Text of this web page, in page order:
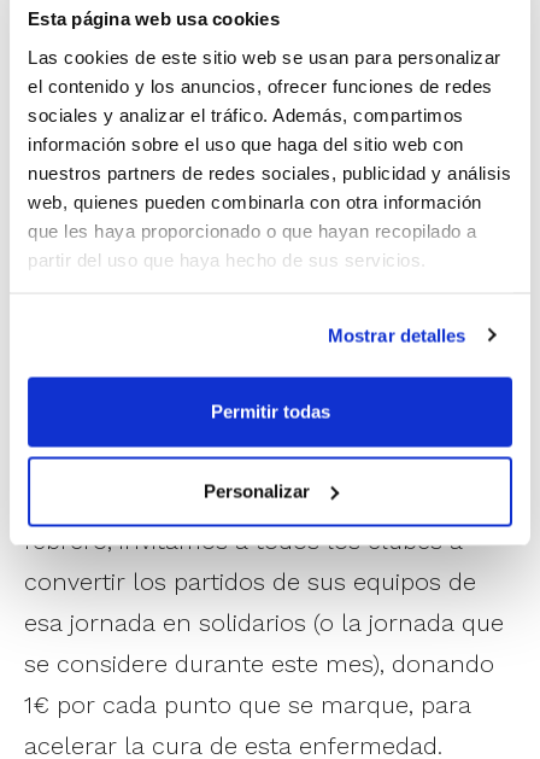
Esta página web usa cookies
Las cookies de este sitio web se usan para personalizar
el contenido y los anuncios, ofrecer funciones de redes
sociales y analizar el tráfico. Además, compartimos
información sobre el uso que haga del sitio web con
nuestros partners de redes sociales, publicidad y análisis
web, quienes pueden combinarla con otra información
que les haya proporcionado o que hayan recopilado a
partir del uso que haya hecho de sus servicios.
Mostrar detalles
Permitir todas
Personalizar
apoyando esta acción que une baloncesto
y solidaridad con un objetivo muy claro:
acelerar la cura del cáncer infantil.
Debemos seguir firmemente
comprometidos con la infancia y con la
transmisión de valores positivos a través
del deporte, apoyando proyectos que
atraviesan situaciones especialmente
difíciles.
Es por ello que con motivo del Día
Internacional del Cáncer Infantil, 15 de
febrero, invitamos a todos los clubes a
convertir los partidos de sus equipos de
esa jornada en solidarios (o la jornada que
se considere durante este mes), donando
1€ por cada punto que se marque, para
acelerar la cura de esta enfermedad.